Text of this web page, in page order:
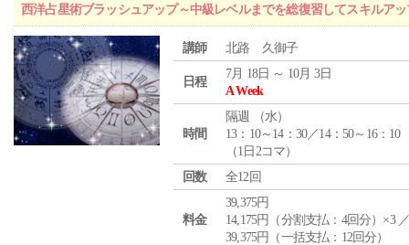
西洋占星術ブラッシュアップ～中級レベルまでを総復習してスキルア
講師 北路 久御子
日程
7月 18日 ～ 10月 3日
A Week
時間
隔週 （水）
13：10～14：30／14：50～16：10
（1日2コマ）
回数
全12回
料金
39,375円
14,175円（分割支払：4回分）×3
39,375円（一括支払：12回分）